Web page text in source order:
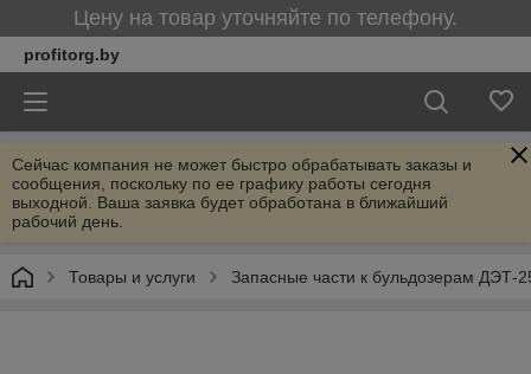
Цену на товар уточняйте по телефону.
profitorg.by
Сейчас компания не может быстро обрабатывать заказы и
сообщения, поскольку по ее графику работы сегодня
выходной. Ваша заявка будет обработана в ближайший
рабочий день.
Товары и услуги Запасные части к бульдозерам